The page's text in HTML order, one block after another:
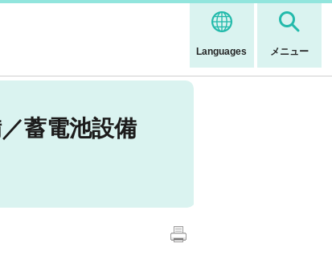
Languages メニュー
蓄電池設備